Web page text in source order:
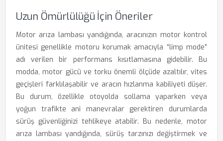
Uzun Ömürlülüğü İçin Öneriler
Motor arıza lambası yandığında, aracınızın motor kontrol
ünitesi genellikle motoru korumak amacıyla “limp mode”
adı verilen bir performans kısıtlamasına gidebilir. Bu
modda, motor gücü ve torku önemli ölçüde azaltılır, vites
geçişleri farklılaşabilir ve aracın hızlanma kabiliyeti düşer.
Bu durum, özellikle otoyolda sollama yaparken veya
yoğun trafikte ani manevralar gerektiren durumlarda
sürüş güvenliğinizi tehlikeye atabilir. Bu nedenle, motor
arıza lambası yandığında, sürüş tarzınızı değiştirmek ve